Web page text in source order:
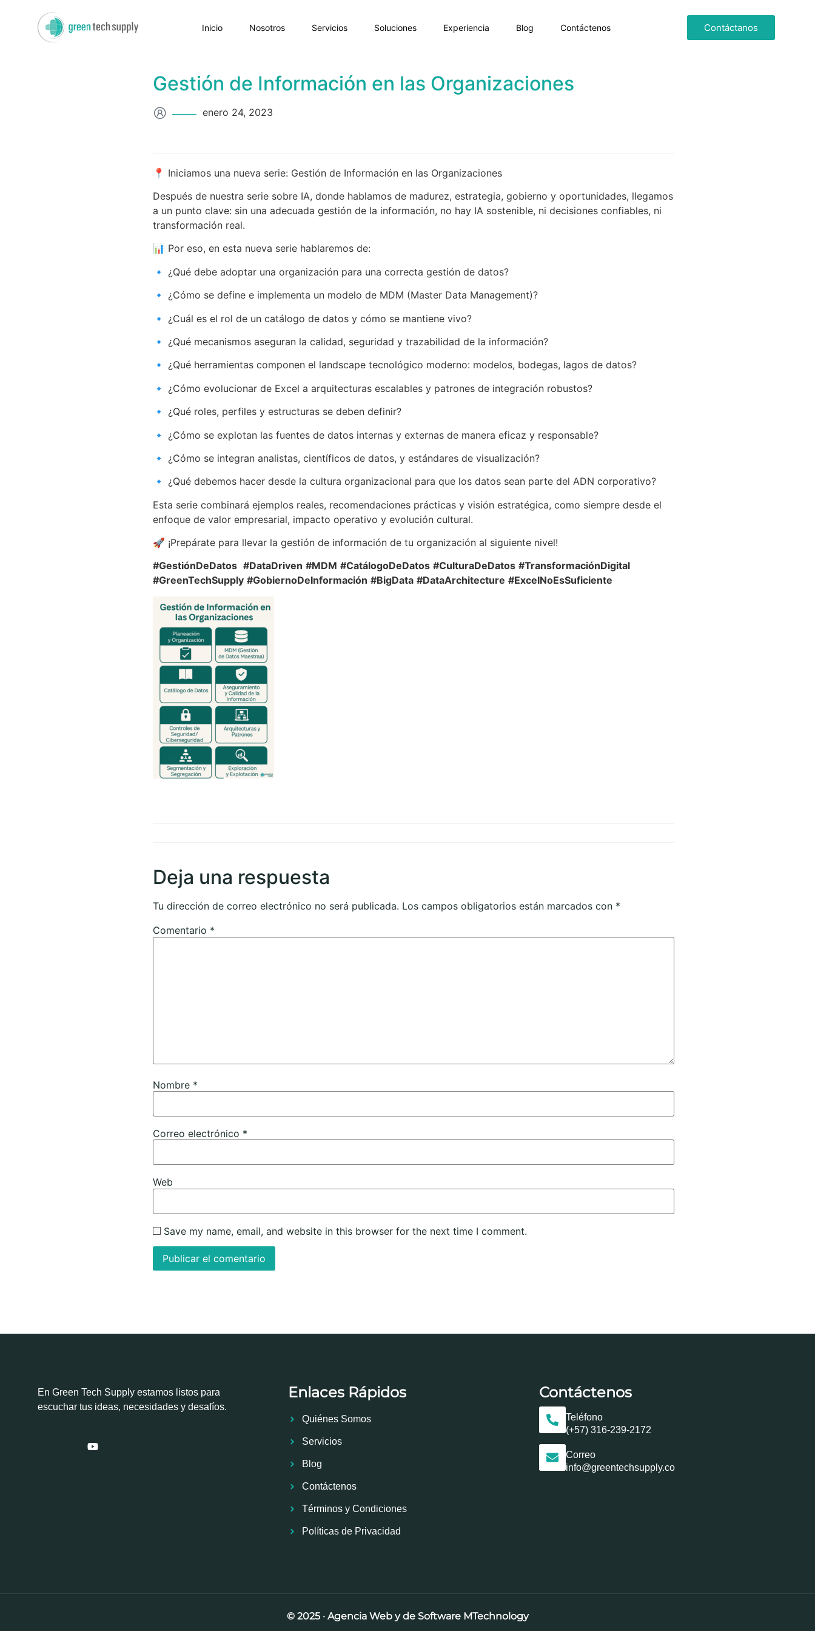
Inicio Nosotros Servicios Soluciones Experiencia Blog Contáctenos Contáctanos
Gestión de Información en las Organizaciones
enero 24, 2023
📍 Iniciamos una nueva serie: Gestión de Información en las Organizaciones
Después de nuestra serie sobre IA, donde hablamos de madurez, estrategia, gobierno y oportunidades, llegamos
a un punto clave: sin una adecuada gestión de la información, no hay IA sostenible, ni decisiones confiables, ni
transformación real.
📊 Por eso, en esta nueva serie hablaremos de:
🔹 ¿Qué debe adoptar una organización para una correcta gestión de datos?
🔹 ¿Cómo se define e implementa un modelo de MDM (Master Data Management)?
🔹 ¿Cuál es el rol de un catálogo de datos y cómo se mantiene vivo?
🔹 ¿Qué mecanismos aseguran la calidad, seguridad y trazabilidad de la información?
🔹 ¿Qué herramientas componen el landscape tecnológico moderno: modelos, bodegas, lagos de datos?
🔹 ¿Cómo evolucionar de Excel a arquitecturas escalables y patrones de integración robustos?
🔹 ¿Qué roles, perfiles y estructuras se deben definir?
🔹 ¿Cómo se explotan las fuentes de datos internas y externas de manera eficaz y responsable?
🔹 ¿Cómo se integran analistas, científicos de datos, y estándares de visualización?
🔹 ¿Qué debemos hacer desde la cultura organizacional para que los datos sean parte del ADN corporativo?
Esta serie combinará ejemplos reales, recomendaciones prácticas y visión estratégica, como siempre desde el
enfoque de valor empresarial, impacto operativo y evolución cultural.
🚀 ¡Prepárate para llevar la gestión de información de tu organización al siguiente nivel!
#GestiónDeDatos #DataDriven #MDM #CatálogoDeDatos #CulturaDeDatos #TransformaciónDigital
#GreenTechSupply #GobiernoDeInformación #BigData #DataArchitecture #ExcelNoEsSuficiente
Deja una respuesta
Tu dirección de correo electrónico no será publicada. Los campos obligatorios están marcados con *
Comentario *
Nombre *
Correo electrónico *
Web
Save my name, email, and website in this browser for the next time I comment.
En Green Tech Supply estamos listos para
escuchar tus ideas, necesidades y desafíos.
Enlaces Rápidos
Quiénes Somos
Servicios
Blog
Contáctenos
Términos y Condiciones
Políticas de Privacidad
Contáctenos
Teléfono
(+57) 316-239-2172
Correo
info@greentechsupply.co
© 2025 · AgenciaWeb y de Software MTechnology